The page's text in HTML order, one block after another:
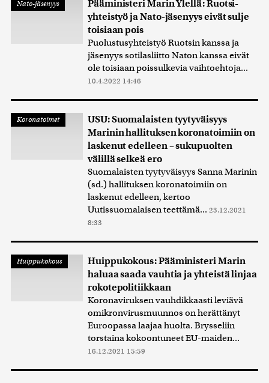
Nato-jäsenyys
Pääministeri Marin Ylellä: Ruotsi-
yhteistyö ja Nato-jäsenyys eivät sulje
toisiaan pois
Puolustusyhteistyö Ruotsin kanssa ja
jäsenyys sotilasliitto Naton kanssa eivät
ole toisiaan poissulkevia vaihtoehtoja...
10.4.2022 14:46
Koronatoimet
USU: Suomalaisten tyytyväisyys
Marinin hallituksen koronatoimiin on
laskenut edelleen – sukupuolten
välillä selkeä ero
Suomalaisten tyytyväisyys Sanna Marinin
(sd.) hallituksen koronatoimiin on
laskenut edelleen, kertoo
Uutissuomalaisen teettämä... 23.12.2021
8:33
Huippukokous
Huippukokous: Pääministeri Marin
haluaa saada vauhtia ja yhteistä linjaa
rokotepolitiikkaan
Koronaviruksen vauhdikkaasti leviävä
omikronvirusmuunnos on herättänyt
Euroopassa laajaa huolta. Brysseliin
torstaina kokoontuneet EU-maiden...
16.12.2021 15:59